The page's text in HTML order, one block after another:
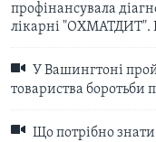
профінансувала
лікарні "ОХМАТДИТ".
У Вашингтоні
товариства боротьби
Що потрібно